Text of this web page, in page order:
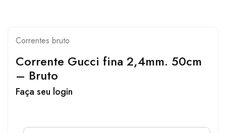
Correntes bruto
Corrente Gucci fina 2,4mm. 50cm
– Bruto
Faça seu login